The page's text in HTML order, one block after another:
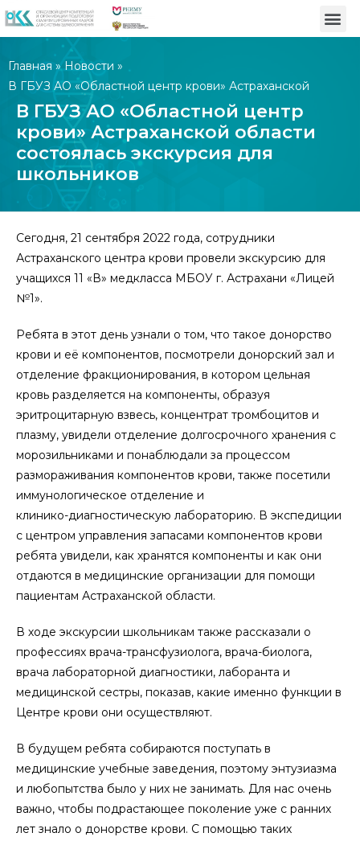
Главная »Новости »
В ГБУЗ АО «Областной центр крови» Астраханской
области состоялась экскурсия для школьников
В ГБУЗ АО «Областной центр
крови» Астраханской области
состоялась экскурсия для
школьников
Сегодня, 21 сентября 2022 года, сотрудники
Астраханского центра крови провели экскурсию для
учащихся 11 «В» медкласса МБОУ г. Астрахани «Лицей
№1».
Ребята в этот день узнали о том, что такое донорство
крови и её компонентов, посмотрели донорский зал и
отделение фракционирования, в котором цельная
кровь разделяется на компоненты, образуя
эритроцитарную взвесь, концентрат тромбоцитов и
плазму, увидели отделение долгосрочного хранения с
морозильниками и понаблюдали за процессом
размораживания компонентов крови, также посетили
иммунологическое отделение и
клинико-диагностическую лабораторию. В экспедиции
с центром управления запасами компонентов крови
ребята увидели, как хранятся компоненты и как они
отдаются в медицинские организации для помощи
пациентам Астраханской области.
В ходе экскурсии школьникам также рассказали о
профессиях врача-трансфузиолога, врача-биолога,
врача лабораторной диагностики, лаборанта и
медицинской сестры, показав, какие именно функции в
Центре крови они осуществляют.
В будущем ребята собираются поступать в
медицинские учебные заведения, поэтому энтузиазма
и любопытства было у них не занимать. Для нас очень
важно, чтобы подрастающее поколение уже с ранних
лет знало о донорстве крови. С помощью таких